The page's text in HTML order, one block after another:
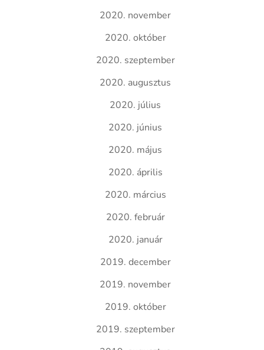
2020. november
2020. október
2020. szeptember
2020. augusztus
2020. július
2020. június
2020. május
2020. április
2020. március
2020. február
2020. január
2019. december
2019. november
2019. október
2019. szeptember